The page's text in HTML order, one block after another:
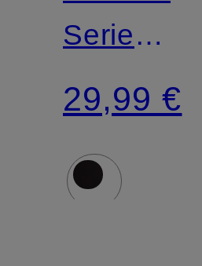
Serie
DRY
COTTON
29,99 €